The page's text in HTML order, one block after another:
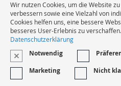
* Innerhalb
Wir nutzen Cookies, um die Website
verbessern sowie eine Vielzahl von
Cookies helfen uns, eine bessere
besseres User-Erlebnis zu
Datenschutzerklärung
Notwendig
Marketing
Nicht